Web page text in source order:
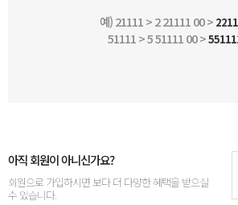
예) 21111 > 2 21111 00 >
51111 > 5 51111 00 >
아직 회원이 아니신가요?
회원으로 가입하시면 보다 더 다양한 혜택을 받으실
수 있습니다.